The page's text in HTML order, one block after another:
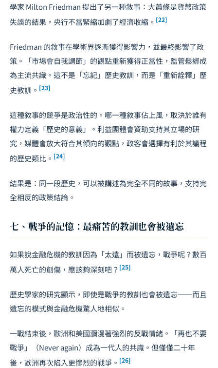
學家 Milton Friedman 提出了另一種敘事：大蕭條是貨幣政策
失誤的結果，央行不當緊縮加劇了經濟收縮。 [22]
Friedman 的敘事在學術界逐漸獲得影響力，並最終影響了政
策。「市場會自我調節」的觀點重新獲得正當性，監管鬆綁成
為主流共識。這不是「忘記」歷史教訓，而是「重新詮釋」歷
史教訓。 [23]
這種敘事的競爭是政治性的。哪一種敘事佔上風，取決於誰有
權力定義「歷史的意義」。利益團體會資助支持其立場的研
究，媒體會放大符合其傾向的觀點，政客會選擇有利於其議程
的歷史類比。 [24]
結果是：同一段歷史，可以被講述為完全不同的故事，支持完
全相反的政策結論。
七、戰爭的記憶：最痛苦的教訓也會被遺忘
如果說金融危機的教訓因為「太遠」而被遺忘，戰爭呢？數百
萬人死亡的創傷，應該夠深刻吧？ [25]
歷史學家的研究顯示，即使是戰爭的教訓也會被遺忘——而且
遺忘的模式與金融危機驚人地相似。
一戰結束後，歐洲和美國瀰漫著強烈的反戰情緒。「再也不要
戰爭」（Never again）成為一代人的共識。但僅僅二十年
後，歐洲再次陷入更慘烈的戰爭。 [26]